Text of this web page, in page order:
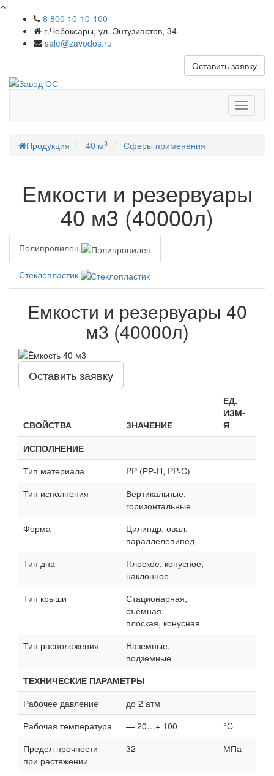
8 800 10-10-100
г.Чебоксары, ул. Энтузиастов, 34
sale@zavodos.ru
Оставить заявку
меню
Продукция 40 м3 Сферы применения
Емкости и резервуары
40 м3 (40000л)
Полипропилен
Стеклопластик
Емкости и резервуары 40
м3 (40000л)
Оставить заявку
СВОЙСТВА ЗНАЧЕНИЕ
ЕД.
ИЗМ-
Я
ИСПОЛНЕНИЕ
Тип материала
PP (РР-H, PP-C)
Тип исполнения
Вертикальные,
горизонтальные
Форма
Цилиндр, овал,
параллелепипед
Тип дна
Плоское, конусное,
наклонное
Тип крыши
Стационарная,
съёмная,
плоская, конусная
Тип расположения
Наземные,
подземные
ТЕХНИЧЕСКИЕ ПАРАМЕТРЫ
Рабочее давление
до 2 атм
Рабочая температура
— 20…+ 100
°C
Предел прочности
при растяжении
32 МПа